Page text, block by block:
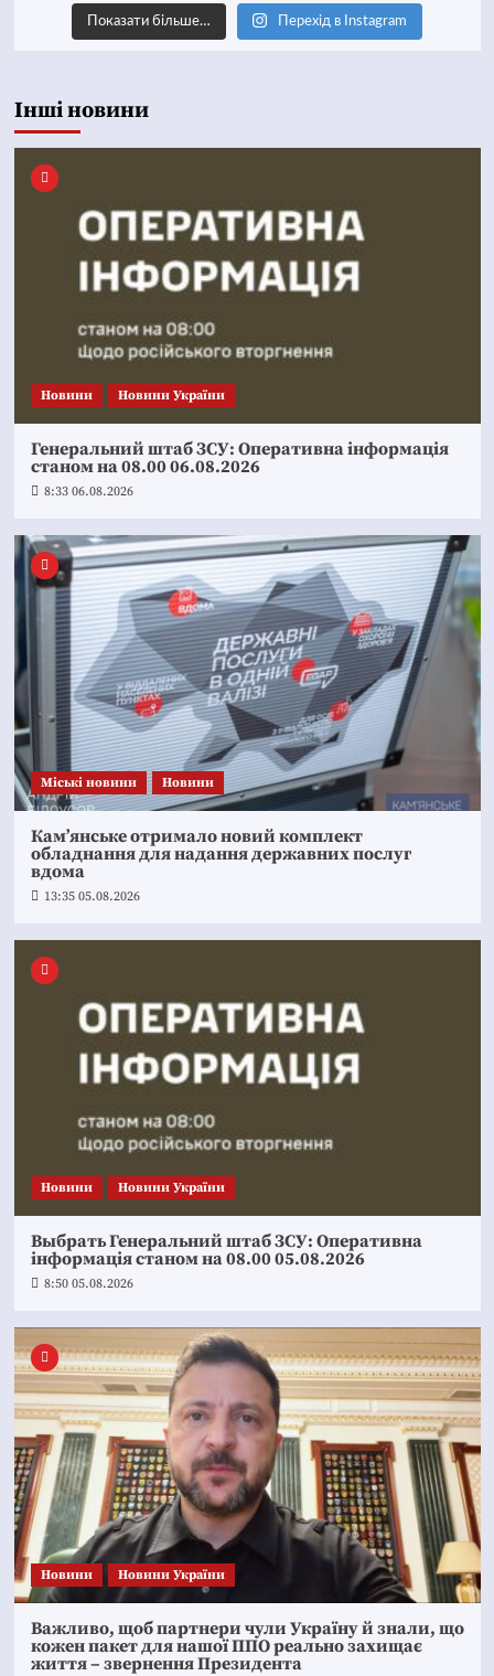
Показати більше… Перехід в Instagram
Інші новини
Новини Новини України
Генеральний штаб ЗСУ: Оперативна інформація
станом на 08.00 06.08.2026
8:33 06.08.2026
Mіські новини Новини
Кам’янське отримало новий комплект
обладнання для надання державних послуг
вдома
13:35 05.08.2026
Новини Новини України
Выбрать Генеральний штаб ЗСУ: Оперативна
інформація станом на 08.00 05.08.2026
8:50 05.08.2026
Новини Новини України
Важливо, щоб партнери чули Україну й знали, що
кожен пакет для нашої ППО реально захищає
життя – звернення Президента